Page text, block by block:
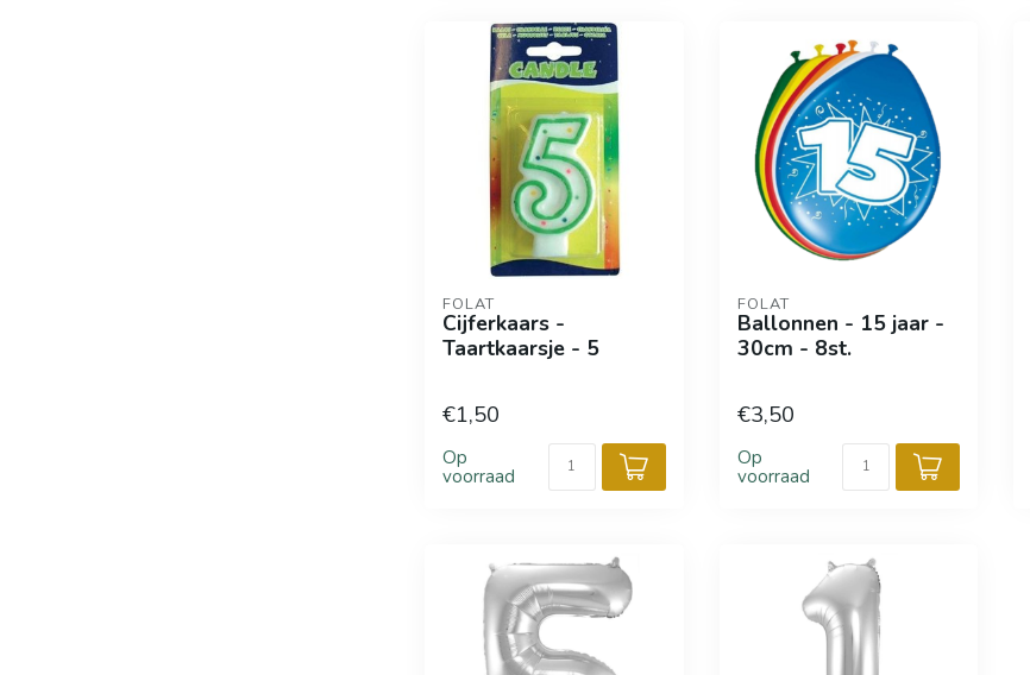
FOLAT
Cijferkaars -
Taartkaarsje - 5
€1,50
Op
voorraad
FOLAT
Ballonnen - 15 jaar -
30cm - 8st.
€3,50
Op
voorraad